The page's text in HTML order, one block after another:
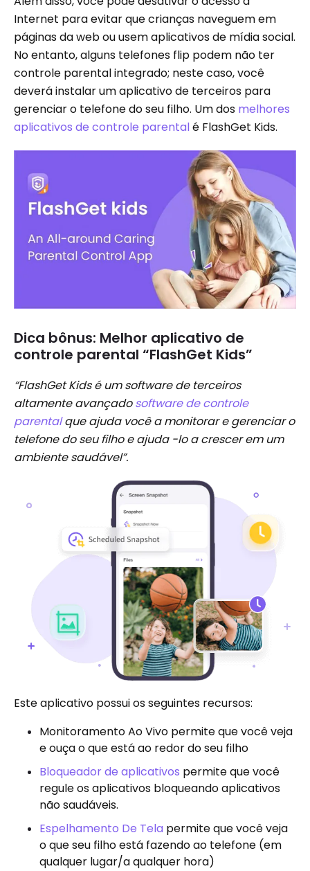
Internet para evitar que crianças naveguem em
páginas da web ou usem aplicativos de mídia social.
No entanto, alguns telefones flip podem não ter
controle parental integrado; neste caso, você
deverá instalar um aplicativo de terceiros para
gerenciar o telefone do seu filho. Um dos melhores
aplicativos de controle parentalé FlashGet Kids.
Dica bônus: Melhor aplicativo de
controle parental “FlashGet Kids”
“FlashGet Kids é um software de terceiros
altamente avançadosoftware de controle
parentalque ajuda você a monitorar e gerenciar o
telefone do seu filho e ajuda -lo a crescer em um
ambiente saudável”.
Este aplicativo possui os seguintes recursos:
Monitoramento Ao Vivo permite que você veja
e ouça o que está ao redor do seu filho
Bloqueador de aplicativos permite que você
regule os aplicativos bloqueando aplicativos
não saudáveis.
Espelhamento De Tela permite que você veja
o que seu filho está fazendo ao telefone (em
qualquer lugar/a qualquer hora)